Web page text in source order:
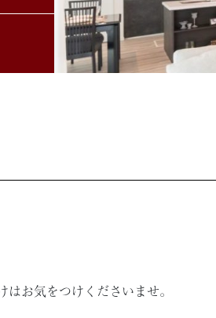
お気をつけくださいませ。